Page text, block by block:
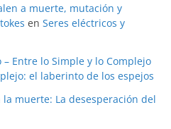
a muerte, mutación y
en Seres eléctricos y
Entre lo Simple y lo Complejo
el laberinto de los espejos
la muerte: La desesperación del